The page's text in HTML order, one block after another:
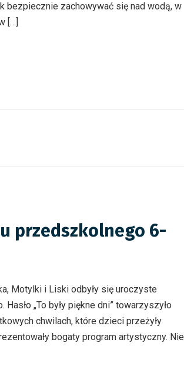
bezpiecznie zachowywać się nad wodą, w
[…]
przedszkolnego 6-
Motylki i Liski odbyły się uroczyste
„To były piękne dni” towarzyszyło
chwilach, które dzieci przeżyły
bogaty program artystyczny. Nie